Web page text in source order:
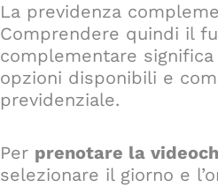
La previdenza
Comprendere quindi il
complementare
opzioni disponibili e
previdenziale.
Per prenotare la
selezionare il giorno e